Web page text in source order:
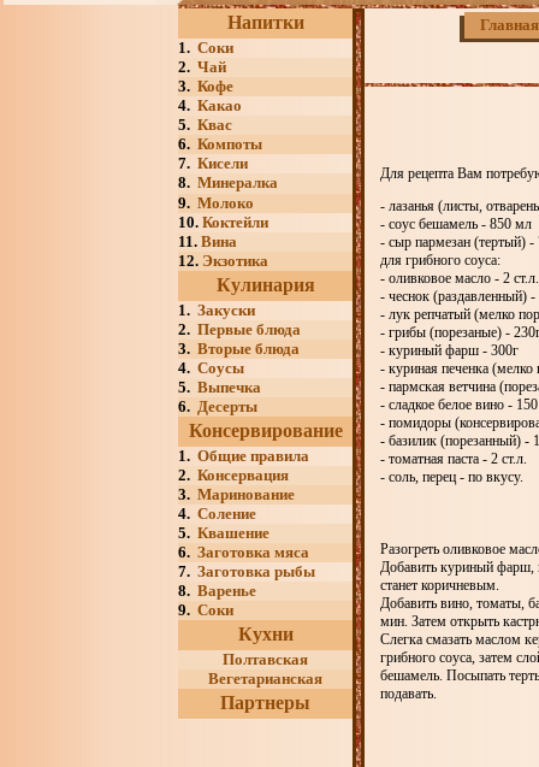
Напитки
1. Соки
2. Чай
3. Кофе
4. Какао
5. Квас
6. Компоты
7. Кисели
8. Минералка
9. Молоко
10. Коктейли
11. Вина
12. Экзотика
Кулинария
1. Закуски
2. Первые блюда
3. Вторые блюда
4. Соусы
5. Выпечка
6. Десерты
Консервирование
1. Общие правила
2. Консервация
3. Маринование
4. Соление
5. Квашение
6. Заготовка мяса
7. Заготовка рыбы
8. Варенье
9. Соки
Кухни
Полтавская
Вегетарианская
Партнеры
Главная
Для рецепта Вам
- лазанья (листы,
- соус бешамель - 850 мл
- сыр пармезан (тертый) -
для грибного соуса:
- оливковое масло - 2 ст.л.
- чеснок (раздавленный) -
- лук репчатый (мелко
- грибы (порезаные) -
- куриный фарш - 300г
- куриная печенка (мелко
- пармская ветчина
- сладкое белое вино -
- помидоры
- базилик (порезанный) -
- томатная паста - 2 ст.л.
- соль, перец - по вкусу.
Разогреть оливковое
Добавить куриный фарш,
станет коричневым.
Добавить вино, томаты,
мин. Затем открыть
Слегка смазать маслом
грибного соуса, затем
бешамель. Посыпать
подавать.